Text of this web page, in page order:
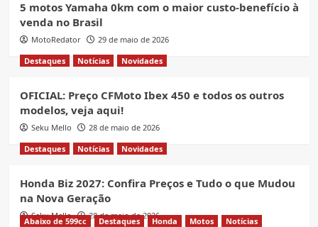
5 motos Yamaha 0km com o maior custo-benefício à
venda no Brasil
MotoRedator
29 de maio de 2026
Destaques
Notícias Novidades
OFICIAL: Preço CFMoto Ibex 450 e todos os outros
modelos, veja aqui!
Seku Mello
28 de maio de 2026
Destaques
Notícias Novidades
Honda Biz 2027: Confira Preços e Tudo o que Mudou
na Nova Geração
Seku Mello 28 de maio de 2026
Abaixo de 599cc Destaques Honda Motos
Notícias